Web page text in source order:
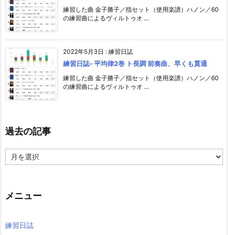
練習した曲 金子勝子／指セット（使用楽譜）ハノン／60
の練習曲によるヴィルトゥオ ...
2022年5月3日 : 練習日誌
練習日誌- 平均律2巻 ト長調 前奏曲、早くも貫通
練習した曲 金子勝子／指セット（使用楽譜）ハノン／60
の練習曲によるヴィルトゥオ ...
過去の記事
去
事
メニュー
練習日誌